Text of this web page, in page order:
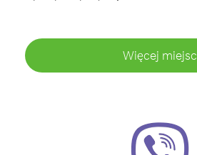
Więcej miejsc